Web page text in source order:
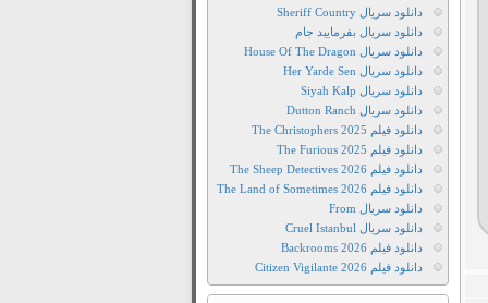
دانلود سریال Sheriff Country
دانلود سریال بفرمایید جام
دانلود سریال House Of The Dragon
دانلود سریال Her Yarde Sen
دانلود سریال Siyah Kalp
دانلود سریال Dutton Ranch
دانلود فیلم The Christophers 2025
دانلود فیلم The Furious 2025
دانلود فیلم The Sheep Detectives 2026
دانلود فیلم The Land of Sometimes 2026
دانلود سریال From
دانلود سریال Cruel Istanbul
دانلود فیلم Backrooms 2026
دانلود فیلم Citizen Vigilante 2026